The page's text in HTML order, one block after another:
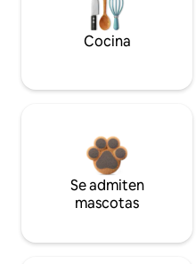
Cocina
Se admiten
mascotas